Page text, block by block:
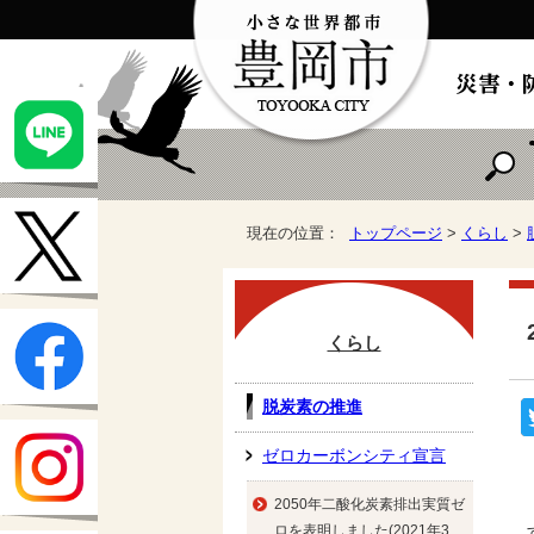
現在の位置： トップページ > くらし >
くらし
脱炭素の推進
ゼロカーボンシティ宣言
2050年二酸化炭素排出実質ゼ
ロを表明しました(2021年3